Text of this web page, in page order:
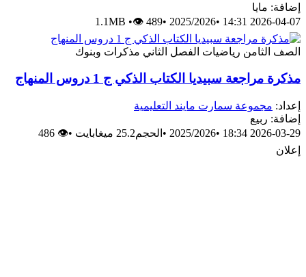
•
2025/2026
•
1.1MB •👁 489
رياضيات الفصل الثاني مذكرات وبنوك
سبيديا الكتاب الذكي ج 1 دروس المنهاج
سمارت مايند التعليمية
•
2025/2026
•الحجم25.2 ميغابايت •
👁 486